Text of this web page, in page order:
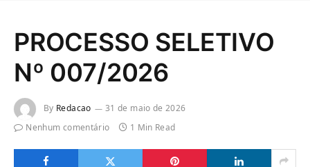
PROCESSO SELETIVO
Nº 007/2026
By Redacao
31 de maio de 2026
Nenhum comentário
1 Min Read